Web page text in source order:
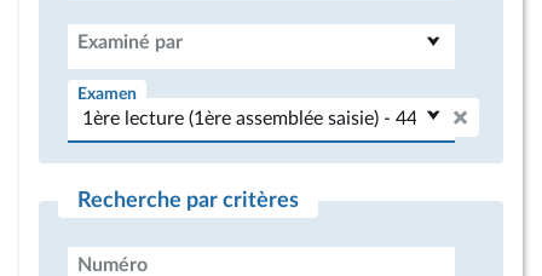
Examiné par
Examen
Recherche par critères
Numéro